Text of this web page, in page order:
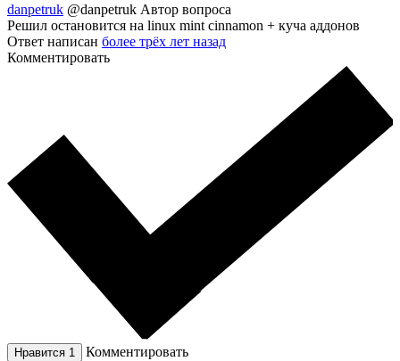
danpetruk @danpetruk Автор вопроса
Решил остановится на linux mint cinnamon + куча аддонов
Ответ написан более трёх лет назад
Комментировать
Нравится 1 Комментировать